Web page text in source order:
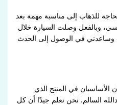
للذهاب إلى مناسبة مهمة بعد
وبالفعل وصلت السيارة خلال
وساعدني في الوصول إلى الحدث
الأساسيان في المنتج الذي
السالم. نحن نعلم جيدًا أن كل